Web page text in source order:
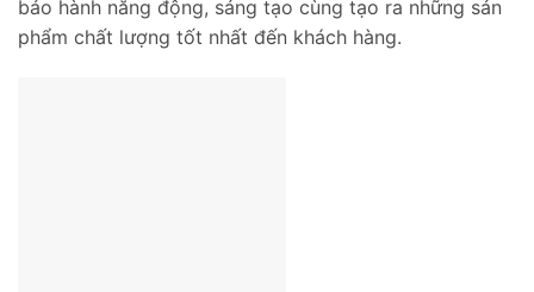
bảo hành năng động, sáng tạo cùng tạo ra những sản
phẩm chất lượng tốt nhất đến khách hàng.